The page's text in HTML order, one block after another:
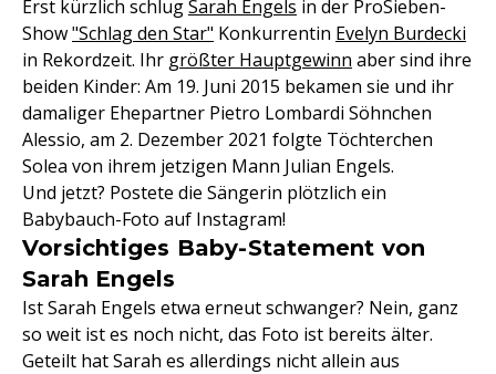
Erst kürzlich schlugSarah Engels in der ProSieben-
Show"Schlag den Star" Konkurrentin Evelyn Burdecki
in Rekordzeit. Ihr größter Hauptgewinn aber sind ihre
beiden Kinder: Am 19. Juni 2015 bekamen sie und ihr
damaliger Ehepartner Pietro Lombardi Söhnchen
Alessio, am 2. Dezember 2021 folgte Töchterchen
Solea von ihrem jetzigen Mann Julian Engels.
Und jetzt? Postete die Sängerin plötzlich ein
Babybauch-Foto auf Instagram!
Vorsichtiges Baby-Statement von
Sarah Engels
Ist Sarah Engels etwa erneut schwanger? Nein, ganz
so weit ist es noch nicht, das Foto ist bereits älter.
Geteilt hat Sarah es allerdings nicht allein aus